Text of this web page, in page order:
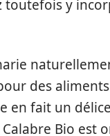
toutefois y
des
en fait un
Bio est